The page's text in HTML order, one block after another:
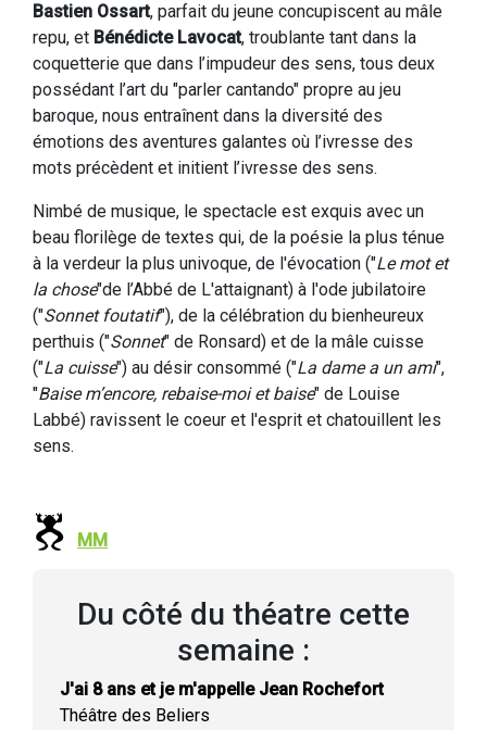
Bastien Ossart, parfait du jeune concupiscent au mâle
repu, et Bénédicte Lavocat, troublante tant dans la
coquetterie que dans l’impudeur des sens, tous deux
possédant l’art du "parler cantando" propre au jeu
baroque, nous entraînent dans la diversité des
émotions des aventures galantes où l’ivresse des
mots précèdent et initient l’ivresse des sens.
Nimbé de musique, le spectacle est exquis avec un
beau florilège de textes qui, de la poésie la plus ténue
à la verdeur la plus univoque, de l'évocation ("Le mot et
la chose"de l’Abbé de L'attaignant) à l'ode jubilatoire
("Sonnet foutatif"), de la célébration du bienheureux
perthuis ("Sonnet" de Ronsard) et de la mâle cuisse
("La cuisse") au désir consommé ("La dame a un ami",
"Baise m’encore, rebaise-moi et baise" de Louise
Labbé) ravissent le coeur et l'esprit et chatouillent les
sens.
MM
Du côté du théatre cette
semaine :
J'ai 8 ans et je m'appelle Jean Rochefort
Théâtre des Beliers